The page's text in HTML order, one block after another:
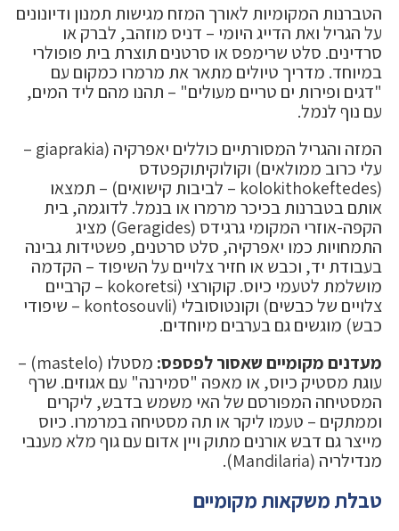
הטברנות המקומיות לאורך המזח מגישות תמנון ודיונונים
על הגריל ואת הדייג היומי – דניס מוזהב, לברק או
סרדינים. סלט שרימפס או סרטנים תוצרת בית פופולרי
במיוחד. מדריך טיולים מתאר את מרמרו כמקום עם
"דגים ופירות ים טריים מעולים" – תהנו מהם ליד המים,
עם נוף לנמל.
המזה והגריל המסורתיים כוללים יאפרקיה (giaprakia –
עלי כרוב ממולאים) וקולוקיתוקפטדס
(kolokithokeftedes – לביבות קישואים) – תמצאו
אותם בטברנות בכיכר מרמרו או בנמל. לדוגמה, בית
הקפה-אוזרי המקומי גרגידס (Geragides) מציג
התמחויות כמו יאפרקיה, סלט סרטנים, פשטידות גבינה
בעבודת יד, וכבש או חזיר צלויים על השיפוד – הקדמה
מושלמת לטעמי כיוס. קוקורצי (kokoretsi – קרביים
צלויים של כבשים) וקונטוסובלי (kontosouvli – שיפודי
כבש) מוגשים גם בערבים מיוחדים.
מעדנים מקומיים שאסור לפספס:
מסטלו (mastelo) –
עוגת מסטיק כיוס, או מאפה "סמירנה" עם אגוזים. שרף
המסטיחה המפורסם של האי משמש בדבש, ליקרים
וממתקים – טעמו ליקר או תה מסטיחה במרמרו. כיוס
מייצר גם דבש אורנים מתוק ויין אדום עם גוף מלא מענבי
מנדילריה (Mandilaria).
טבלת משקאות מקומיים